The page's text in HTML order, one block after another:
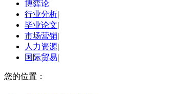
博弈论|
行业分析|
毕业论文|
市场营销|
人力资源|
国际贸易|
您的位置：